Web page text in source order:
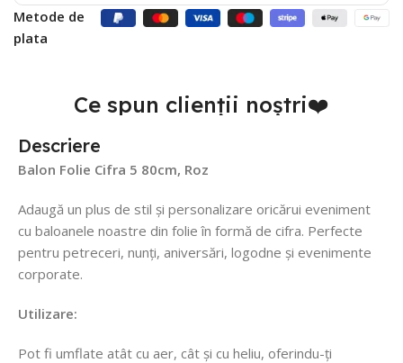
Metode de
plata
Ce spun clienții noștri❤️
Descriere
Balon Folie Cifra 5 80cm, Roz
Adaugă un plus de stil și personalizare oricărui eveniment
cu baloanele noastre din folie în formă de cifra. Perfecte
pentru petreceri, nunți, aniversări, logodne și evenimente
corporate.
Utilizare:
Pot fi umflate atât cu aer, cât și cu heliu, oferindu-ți